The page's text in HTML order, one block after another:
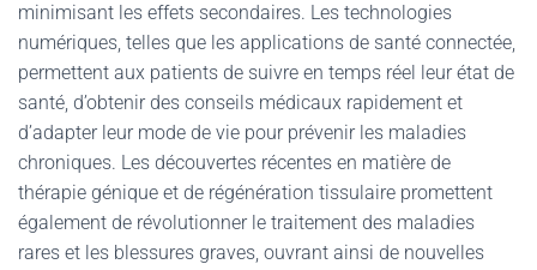
minimisant les effets secondaires. Les technologies
numériques, telles que les applications de santé connectée,
permettent aux patients de suivre en temps réel leur état de
santé, d’obtenir des conseils médicaux rapidement et
d’adapter leur mode de vie pour prévenir les maladies
chroniques. Les découvertes récentes en matière de
thérapie génique et de régénération tissulaire promettent
également de révolutionner le traitement des maladies
rares et les blessures graves, ouvrant ainsi de nouvelles